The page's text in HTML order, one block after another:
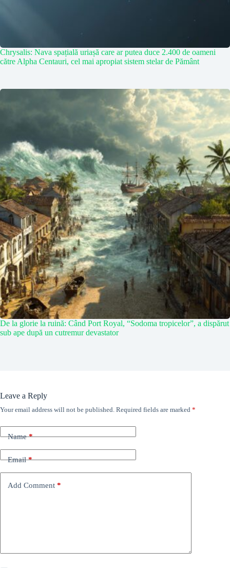
Chrysalis: Nava spațială uriașă care ar putea duce 2.400 de oameni
către Alpha Centauri, cel mai apropiat sistem stelar de Pământ
De la glorie la ruină: Când Port Royal, “Sodoma tropicelor”, a dispărut
sub ape după un cutremur devastator
Leave a Reply
Your email address will not be published. Required fields are marked *
Name*
Email*
Add Comment *